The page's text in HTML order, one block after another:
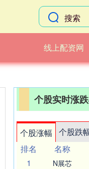
线上配资网
个股实时涨
个股涨幅 个股跌
排名
名称
1
N展芯